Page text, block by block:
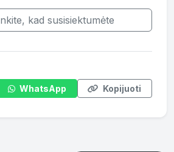
kad susisiektumėte
WhatsApp Kopijuoti